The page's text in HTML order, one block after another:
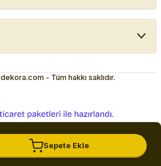
Sepete Ekle
- Tüm hakkı saklıdır.
e-
ticaret
hazırlandı.